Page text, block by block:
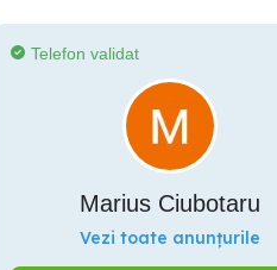
Telefon validat
Marius Ciubotaru
Vezi toate anunțurile